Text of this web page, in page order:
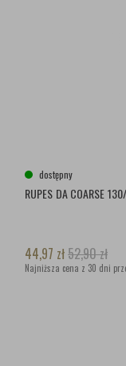
dostępny
RUPES DA COARSE
44,97 zł52,90zł
Najniższa cena z 30 dni